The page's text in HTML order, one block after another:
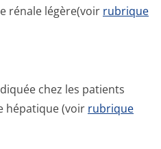
rénale légère(voir rubrique
chez les patients
hépatique (voir rubrique